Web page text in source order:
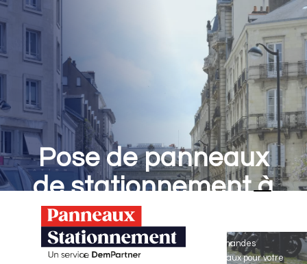
Pose de panneaux
de stationnement à
Louviers
Panneaux Stationnement effectue vos demandes
d'autorisations de stationnement & pose de panneaux pour votre